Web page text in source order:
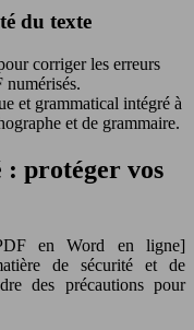
du texte
corriger les erreurs
et grammatical intégré à
et de grammaire.
protéger vos
en Word en ligne]
de sécurité et de
des précautions pour